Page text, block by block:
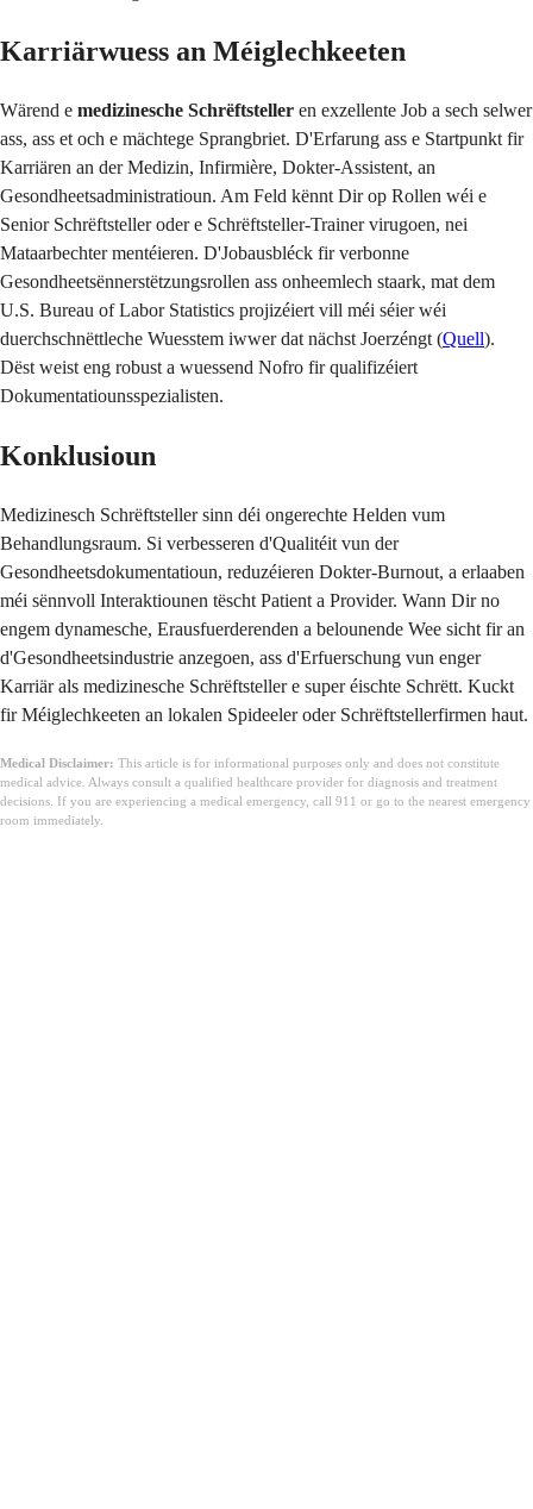
Karriärwuess an Méiglechkeeten
Wärend e medizinesche Schrëftsteller en exzellente Job a sech selwer
ass, ass et och e mächtege Sprangbriet. D'Erfarung ass e Startpunkt fir
Karriären an der Medizin, Infirmière, Dokter-Assistent, an
Gesondheetsadministratioun. Am Feld kënnt Dir op Rollen wéi e
Senior Schrëftsteller oder e Schrëftsteller-Trainer virugoen, nei
Mataarbechter mentéieren. D'Jobausbléck fir verbonne
Gesondheetsënnerstëtzungsrollen ass onheemlech staark, mat dem
U.S. Bureau of Labor Statistics projizéiert vill méi séier wéi
duerchschnëttleche Wuesstem iwwer dat nächst Joerzéngt (Quell).
Dëst weist eng robust a wuessend Nofro fir qualifizéiert
Dokumentatiounsspezialisten.
Konklusioun
Medizinesch Schrëftsteller sinn déi ongerechte Helden vum
Behandlungsraum. Si verbesseren d'Qualitéit vun der
Gesondheetsdokumentatioun, reduzéieren Dokter-Burnout, a erlaaben
méi sënnvoll Interaktiounen tëscht Patient a Provider. Wann Dir no
engem dynamesche, Erausfuerderenden a belounende Wee sicht fir an
d'Gesondheetsindustrie anzegoen, ass d'Erfuerschung vun enger
Karriär als medizinesche Schrëftsteller e super éischte Schrëtt. Kuckt
fir Méiglechkeeten an lokalen Spideeler oder Schrëftstellerfirmen haut.
Medical Disclaimer: This article is for informational purposes only and does not constitute
medical advice. Always consult a qualified healthcare provider for diagnosis and treatment
decisions. If you are experiencing a medical emergency, call 911 or go to the nearest emergency
room immediately.